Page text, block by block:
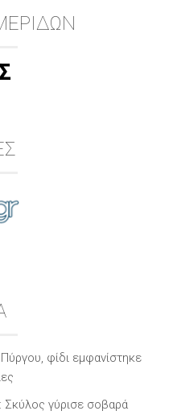
φίδι εμφανίστηκε
Σκύλος γύρισε σοβαρά